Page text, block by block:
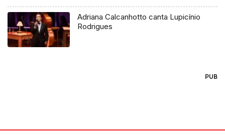
Adriana Calcanhotto canta Lupicínio
Rodrigues
PUB